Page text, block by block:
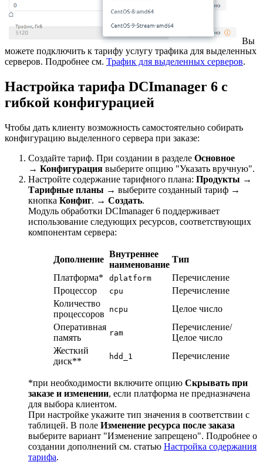
Вы
можете подключить к тарифу услугу трафика для выделенных
серверов. Подробнее см. Трафик для выделенных серверов.
Настройка тарифа DCImanager 6 с
гибкой конфигурацией
Чтобы дать клиенту возможность самостоятельно собирать
конфигурацию выделенного сервера при заказе:
Создайте тариф. При создании в разделе Основное
→ Конфигурация выберите опцию "Указать вручную".
Настройте содержание тарифного плана: Продукты →
Тарифные планы → выберите созданный тариф →
кнопка Конфиг. → Создать.
Модуль обработки DCImanager 6 поддерживает
использование следующих ресурсов, соответствующих
компонентам сервера:
Дополнение
Внутреннее
наименование
Тип
Платформа*
dplatform
Перечисление
Процессор
cpu
Перечисление
Количество
процессоров
ncpu
Целое число
Оперативная
память
ram
Перечисление/
Целое число
Жесткий
диск**
hdd_1 Перечисление
*при необходимости включите опцию Скрывать при
заказе и изменении, если платформа не предназначена
для выбора клиентом.
При настройке укажите тип значения в соответствии с
таблицей. В поле Изменение ресурса после заказа
выберите вариант "Изменение запрещено". Подробнее о
создании дополнений см. статью Настройка содержания
тарифа.